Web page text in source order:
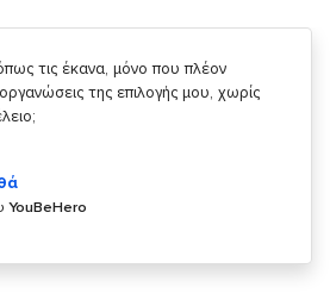
δίνετε την δυνατότητα να κάνουμε
YouBeHero